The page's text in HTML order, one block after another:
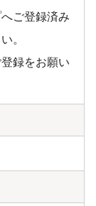
ご登録済み
。
録をお願い